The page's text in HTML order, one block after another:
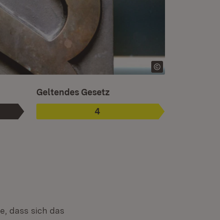
Phase
4
:
Ist ausgewählt. Ist die aktuelle Phase.
Geltendes Gesetz
dass sich das